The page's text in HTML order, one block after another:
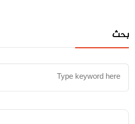
بحث